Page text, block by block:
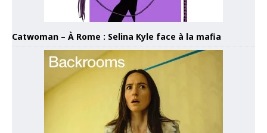
Catwoman – À Rome : Selina Kyle face à la mafia